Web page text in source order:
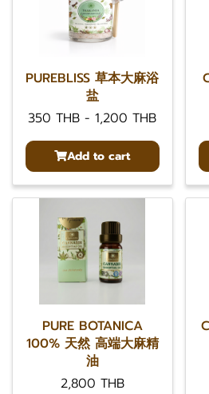
PUREBLISS 草本大麻浴
盐
350 THB -1,200 THB
Add to cart
PURE BOTANICA
100% 天然 高端大麻精
油
2,800 THB